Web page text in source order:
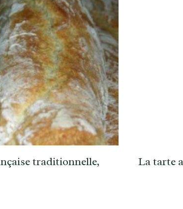
traditionnelle,
La tarte